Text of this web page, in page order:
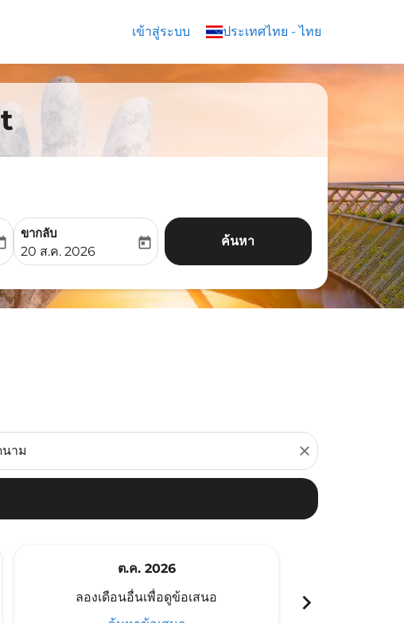
เข้าสู่ระบบ ประเทศไทย - ไทย
keyboard_arrow_down
date-aria-label
ขากลับ
fc-booking-return-date-aria-label
20 ส.ค. 2026
today ค้นหา
close
ต.ค. 2026
ลองเดือนอื่นเพื่อดูข้อเสนอ
chevron_right